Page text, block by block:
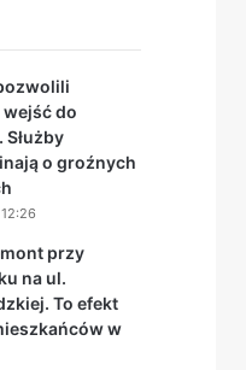
do
o groźnych
przy
na ul.
To efekt
w